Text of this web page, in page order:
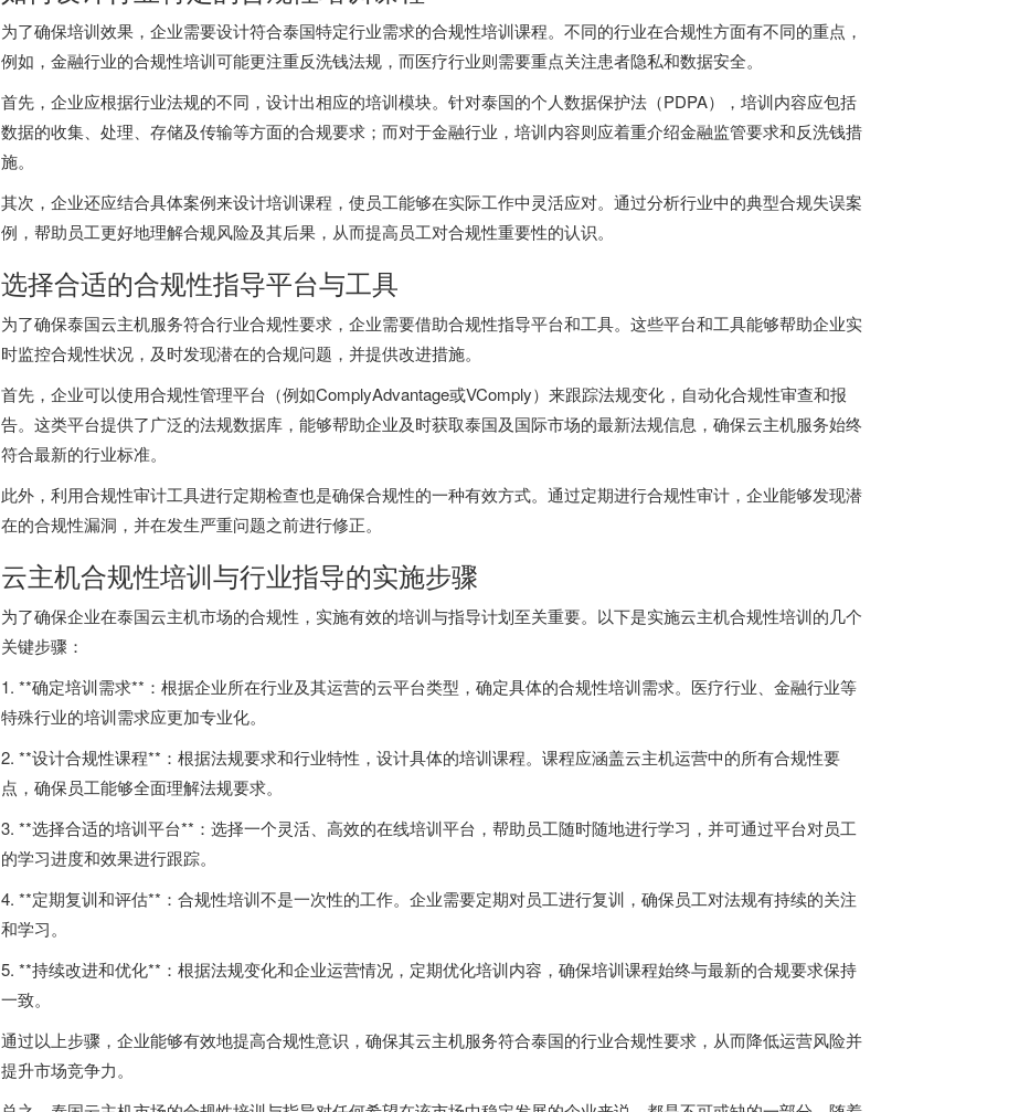
为了确保培训效果，企业需要设计符合泰国特定行业需求的合规性培训课程。不同的行业在合规性方面有不同的重点，
例如，金融行业的合规性培训可能更注重反洗钱法规，而医疗行业则需要重点关注患者隐私和数据安全。
首先，企业应根据行业法规的不同，设计出相应的培训模块。针对泰国的个人数据保护法（PDPA），培训内容应包括
数据的收集、处理、存储及传输等方面的合规要求；而对于金融行业，培训内容则应着重介绍金融监管要求和反洗钱措
施。
其次，企业还应结合具体案例来设计培训课程，使员工能够在实际工作中灵活应对。通过分析行业中的典型合规失误案
例，帮助员工更好地理解合规风险及其后果，从而提高员工对合规性重要性的认识。
选择合适的合规性指导平台与工具
为了确保泰国云主机服务符合行业合规性要求，企业需要借助合规性指导平台和工具。这些平台和工具能够帮助企业实
时监控合规性状况，及时发现潜在的合规问题，并提供改进措施。
首先，企业可以使用合规性管理平台（例如ComplyAdvantage或VComply）来跟踪法规变化，自动化合规性审查和报
告。这类平台提供了广泛的法规数据库，能够帮助企业及时获取泰国及国际市场的最新法规信息，确保云主机服务始终
符合最新的行业标准。
此外，利用合规性审计工具进行定期检查也是确保合规性的一种有效方式。通过定期进行合规性审计，企业能够发现潜
在的合规性漏洞，并在发生严重问题之前进行修正。
云主机合规性培训与行业指导的实施步骤
为了确保企业在泰国云主机市场的合规性，实施有效的培训与指导计划至关重要。以下是实施云主机合规性培训的几个
关键步骤：
1. **确定培训需求**：根据企业所在行业及其运营的云平台类型，确定具体的合规性培训需求。医疗行业、金融行业等
特殊行业的培训需求应更加专业化。
2. **设计合规性课程**：根据法规要求和行业特性，设计具体的培训课程。课程应涵盖云主机运营中的所有合规性要
点，确保员工能够全面理解法规要求。
3. **选择合适的培训平台**：选择一个灵活、高效的在线培训平台，帮助员工随时随地进行学习，并可通过平台对员工
的学习进度和效果进行跟踪。
4. **定期复训和评估**：合规性培训不是一次性的工作。企业需要定期对员工进行复训，确保员工对法规有持续的关注
和学习。
5. **持续改进和优化**：根据法规变化和企业运营情况，定期优化培训内容，确保培训课程始终与最新的合规要求保持
一致。
通过以上步骤，企业能够有效地提高合规性意识，确保其云主机服务符合泰国的行业合规性要求，从而降低运营风险并
提升市场竞争力。